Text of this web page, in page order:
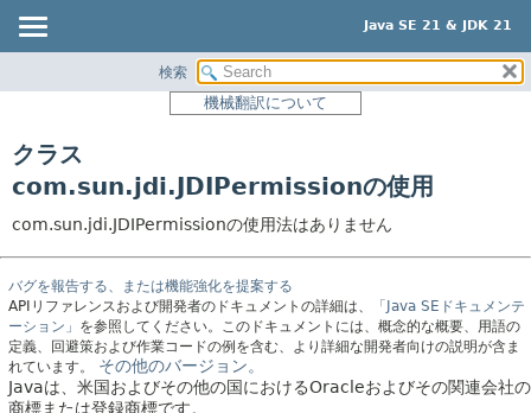
Java SE 21 & JDK 21
パッケージ
クラス
使用
ツリー
プレビュー
新規
非推奨
索引
検索
機械翻訳について
クラス
com.sun.jdi.JDIPermissionの使用
com.sun.jdi.JDIPermissionの使用法はありません
バグを報告する、または機能強化を提案する
APIリファレンスおよび開発者のドキュメントの詳細は、
「Java SEドキュメンテ
ーション」 を参照してください。このドキュメントには、概念的な概要、用語の
定義、回避策および作業コードの例を含む、より詳細な開発者向けの説明が含ま
れています。
その他のバージョン。
Javaは、米国およびその他の国におけるOracleおよびその関連会社の
商標または登録商標です。